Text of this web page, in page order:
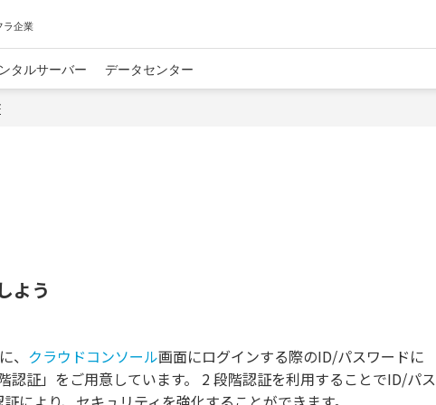
ラ企業
タルサーバー データセンター
よう
、 クラウドコンソール画面にログインする際のID/パスワードに
認証」をご用意しています。 2 段階認証を利用することでID/パス